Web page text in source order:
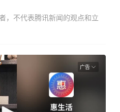
，不代表腾讯新闻的观点和立
广告